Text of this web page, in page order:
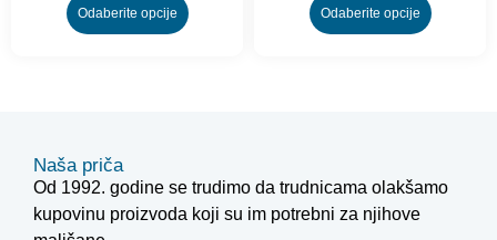
Odaberite opcije Odaberite opcije
Naša priča
Od 1992. godine se trudimo da trudnicama olakšamo
kupovinu proizvoda koji su im potrebni za njihove